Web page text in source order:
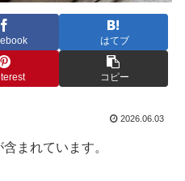
はてブ
コピー
2026.06.03
まれています。